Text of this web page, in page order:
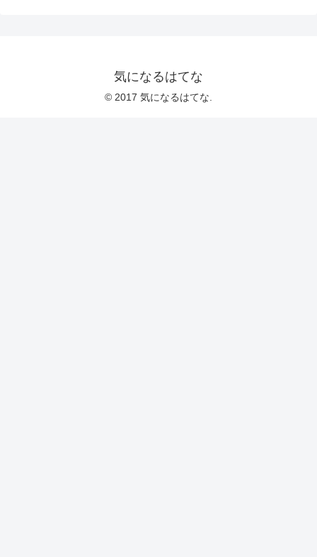
気になるはてな
© 2017 気になるはてな.